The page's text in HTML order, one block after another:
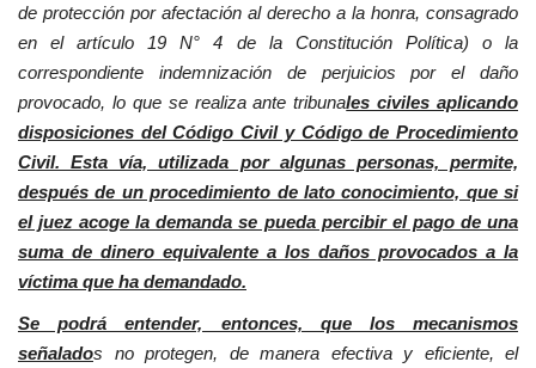
de protección por afectación al derecho a la honra, consagrado
en el artículo 19 N° 4 de la Constitución Política) o la
correspondiente indemnización de perjuicios por el daño
provocado, lo que se realiza ante tribunales civiles aplicando
disposiciones del Código Civil y Código de Procedimiento
Civil. Esta vía, utilizada por algunas personas, permite,
después de un procedimiento de lato conocimiento, que si
el juez acoge la demanda se pueda percibir el pago de una
suma de dinero equivalente a los daños provocados a la
víctima que ha demandado.
Se podrá entender, entonces, que los mecanismos
señalados no protegen, de manera efectiva y eficiente, el